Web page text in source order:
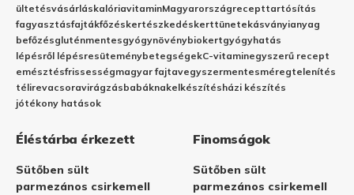
ültetésvásárláskalóriavitaminMagyarországrecepttartósítás
fagyasztásfajtákfőzéskertészkedéskerttünetekásványianyag
befőzésgluténmentesgyógynövénybiokertgyógyhatás
lépésről lépésresüteménybetegségekC-vitaminegyszerű recept
emésztésfrissességmagyar fajtavegyszermentesméregtelenítés
télirevacsoravirágzásbabáknakelkészítésházi készítés
jótékony hatások
Éléstárba érkezett
Sütőben sült
parmezános csirkemell
Finomságok
Sütőben sült
parmezános csirkemell